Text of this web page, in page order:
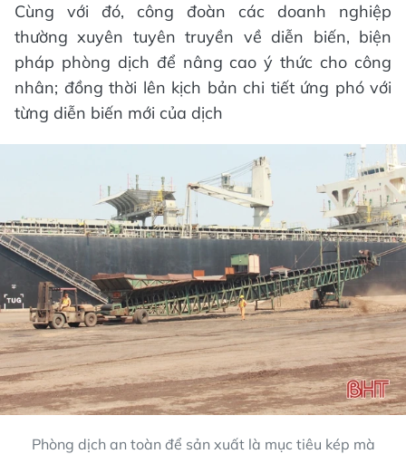
Cùng với đó, công đoàn các doanh nghiệp
thường xuyên tuyên truyền về diễn biến, biện
pháp phòng dịch để nâng cao ý thức cho công
nhân; đồng thời lên kịch bản chi tiết ứng phó với
từng diễn biến mới của dịch
Phòng dịch an toàn để sản xuất là mục tiêu kép mà